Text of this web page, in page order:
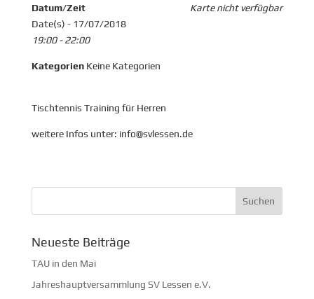
Karte nicht verfügbar
Datum/Zeit
Date(s) - 17/07/2018
19:00 - 22:00
KategorienKeine Kategorien
Tischtennis Training für Herren
weitere Infos unter: info@svlessen.de
Neueste Beiträge
TAU in den Mai
Jahreshauptversammlung SV Lessen e.V.